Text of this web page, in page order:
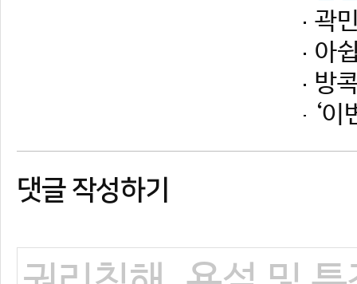
댓글 작성하기